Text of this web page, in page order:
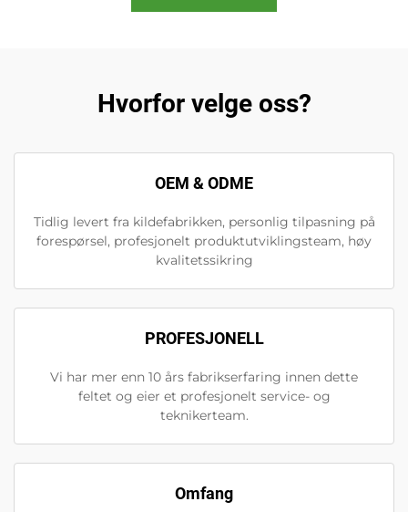
Hvorfor velge oss?
OEM & ODME
Tidlig levert fra kildefabrikken, personlig tilpasning på
forespørsel, profesjonelt produktutviklingsteam, høy
kvalitetssikring
PROFESJONELL
Vi har mer enn 10 års fabrikserfaring innen dette
feltet og eier et profesjonelt service- og
teknikerteam.
Omfang